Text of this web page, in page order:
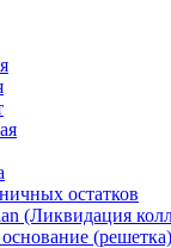
остатков
(Ликвидация
(решетка)